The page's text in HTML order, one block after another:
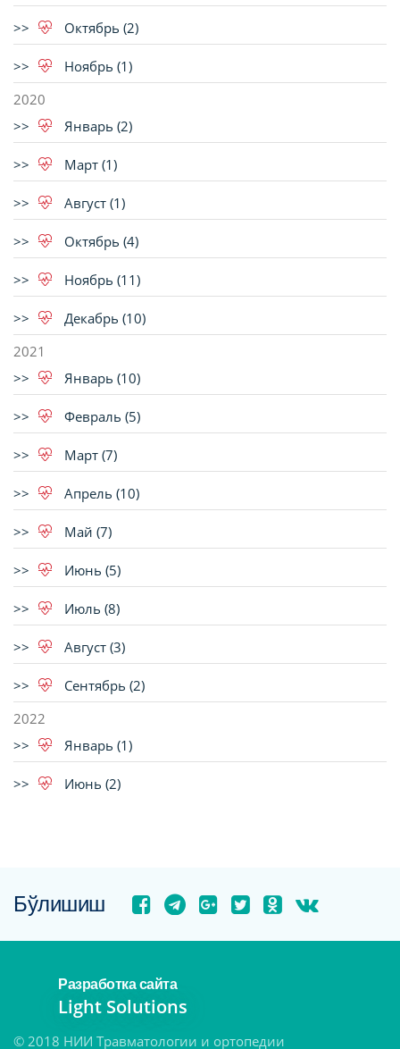
Октябрь (2)
Ноябрь (1)
2020
Январь (2)
Март (1)
Август (1)
Октябрь (4)
Ноябрь (11)
Декабрь (10)
2021
Январь (10)
Февраль (5)
Март (7)
Апрель (10)
Май (7)
Июнь (5)
Июль (8)
Август (3)
Сентябрь (2)
2022
Январь (1)
Июнь (2)
Бўлишиш
© 2018 НИИ Травматологии и ортопедии
Разработка сайта
Light Solutions